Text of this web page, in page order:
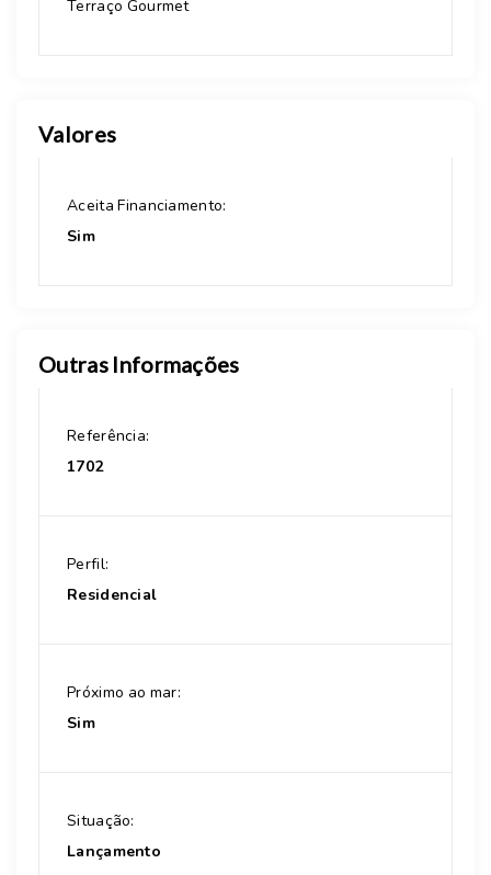
Terraço Gourmet
Valores
Aceita Financiamento:
Sim
Outras Informações
Referência:
1702
Perfil:
Residencial
Próximo ao mar:
Sim
Situação:
Lançamento